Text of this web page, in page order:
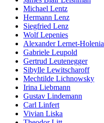
Michael Lentz
Hermann Lenz
Siegfried Lenz
Wolf Lepenies
Alexander Lernet-Holenia
Gabriele Leupold
Gertrud Leutenegger
Sibylle Lewitscharoff
Mechtilde Lichnowsky
Irina Liebmann
Gustav Lindemann
Carl Linfert
Vivian Liska